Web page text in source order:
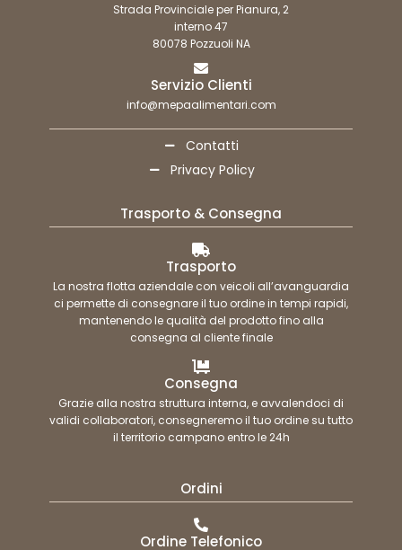
Strada Provinciale per Pianura, 2
interno 47
80078 Pozzuoli NA
Servizio Clienti
info@mepaalimentari.com
Contatti
Privacy Policy
Trasporto & Consegna
Trasporto
La nostra flotta aziendale con veicoli all’avanguardia
ci permette di consegnare il tuo ordine in tempi rapidi,
mantenendo le qualità del prodotto fino alla
consegna al cliente finale
Consegna
Grazie alla nostra struttura interna, e avvalendoci di
validi collaboratori, consegneremo il tuo ordine su tutto
il territorio campano entro le 24h
Ordini
Ordine Telefonico